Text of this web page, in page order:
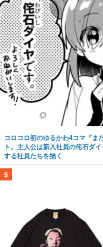
コロコロ初のゆるかわ4コマ『ま
ト。主人公は新入社員の侘石ダ
する社員たちを描く
5